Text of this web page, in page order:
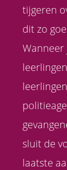
tijgeren
dit zo
Wanneer
sluit de
laatste